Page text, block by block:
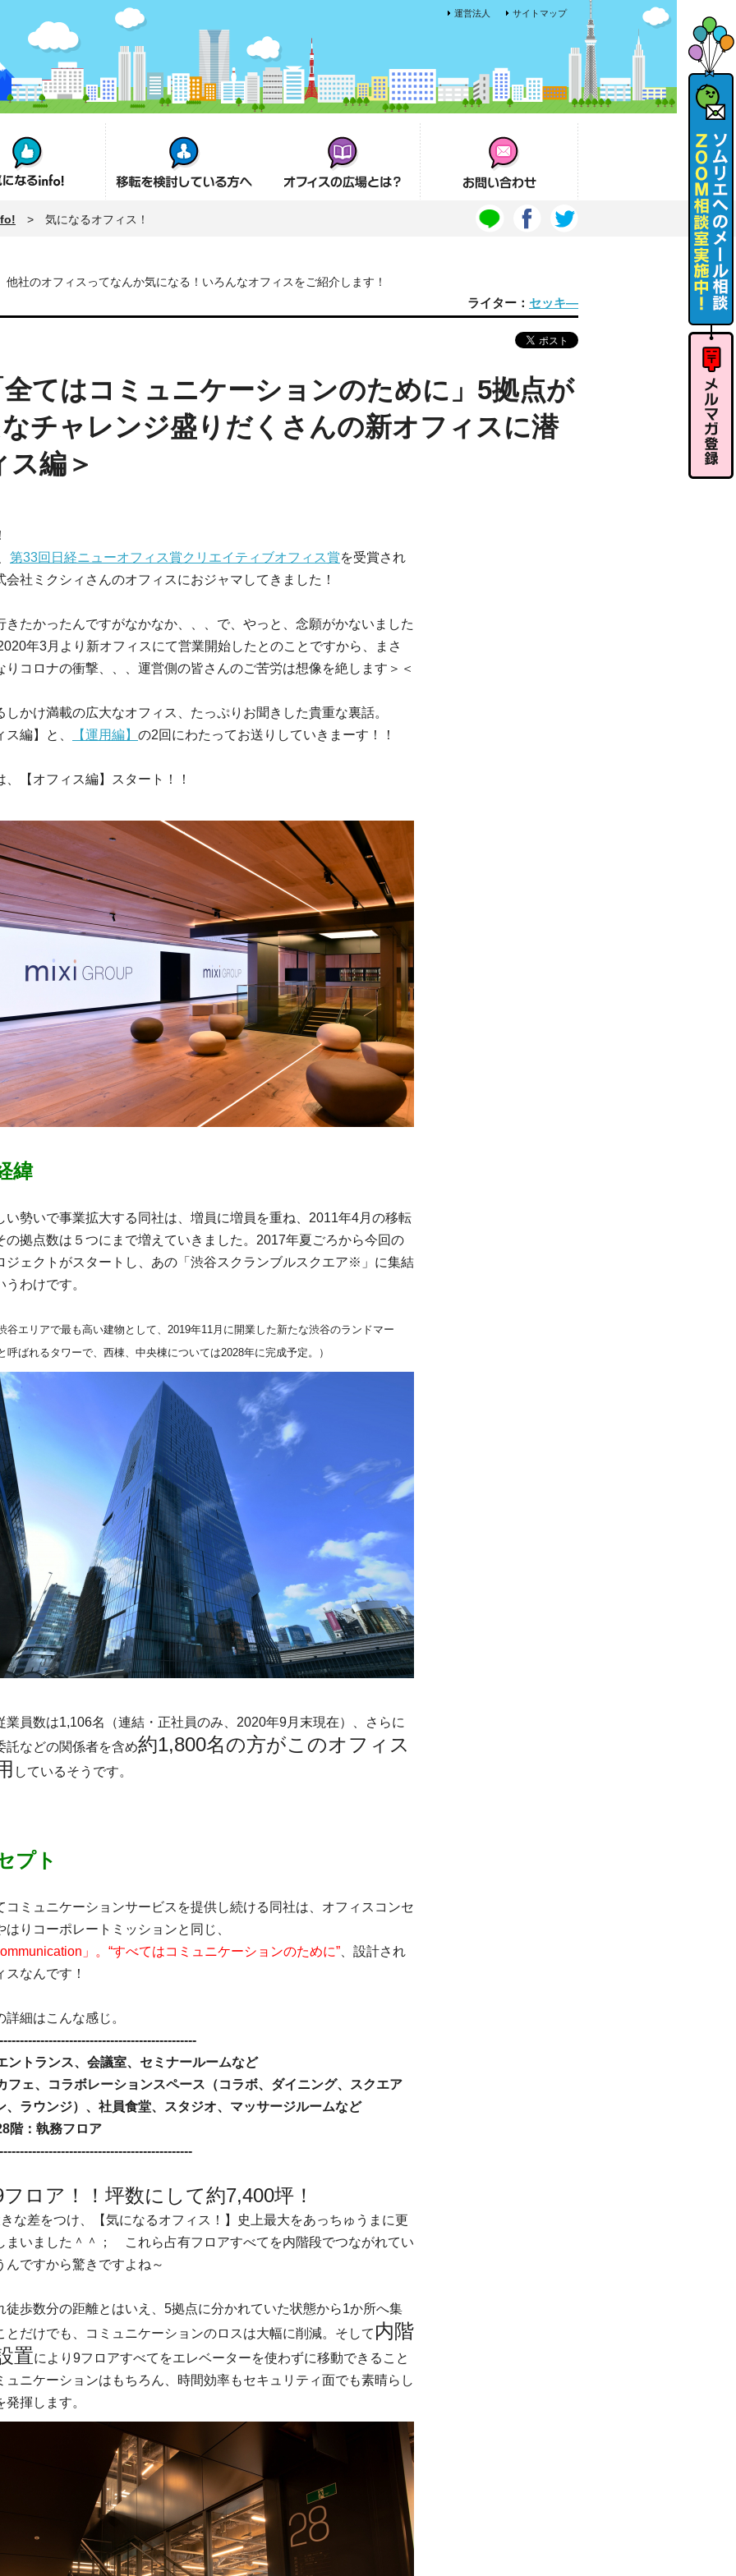
サイトマップ
運営法人
お問い合わせ
> 気になるオフィス！
他社のオフィスってなんか気になる！いろんなオフィスをご紹介します！
ライター： セッキ―
てはコミュニケーションのために」5拠点が
チャレンジ盛りだくさんの新オフィスに潜
ス編＞
第33回日経ニューオフィス賞クリエイティブオフィス賞を受賞され
会社ミクシィさんのオフィスにおジャマしてきました！
きたかったんですがなかなか、、、で、やっと、念願がかないました
年3月より新オフィスにて営業開始したとのことですから、まさ
りコロナの衝撃、、、運営側の皆さんのご苦労は想像を絶します＞＜
しかけ満載の広大なオフィス、たっぷりお聞きした貴重な裏話。
編】と、
【運用編】 の2回にわたってお送りしていきまーす！！
、【オフィス編】スタート！！
緯
い勢いで事業拡大する同社は、増員に増員を重ね、2011年4月の移転
の拠点数は５つにまで増えていきました。2017年夏ごろから今回の
ジェクトがスタートし、あの「渋谷スクランブルスクエア※」に集結
うわけです。
谷エリアで最も高い建物として、2019年11月に開業した新たな渋谷のランドマー
呼ばれるタワーで、西棟、中央棟については2028年に完成予定。）
業員数は1,106名（連結・正社員のみ、2020年9月末現在）、さらに
託などの関係者を含め約1,800名の方がこのオフィス
しているそうです。
プト
コミュニケーションサービスを提供し続ける同社は、オフィスコンセ
はりコーポレートミッションと同じ、
」。“すべてはコミュニケーションのために” 、設計され
スなんです！
詳細はこんな感じ。
ントランス、会議室、セミナールームなど
フェ、コラボレーションスペース（コラボ、ダイニング、スクエア
、ラウンジ）、社員食堂、スタジオ、マッサージルームなど
階：執務フロア
フロア！！坪数にして約7,400坪！
な差をつけ、【気になるオフィス！】史上最大をあっちゅうまに更
まいました＾＾； これら占有フロアすべてを内階段でつながれてい
んですから驚きですよね～
徒歩数分の距離とはいえ、5拠点に分かれていた状態から1か所へ集
とだけでも、コミュニケーションのロスは大幅に削減。そして 内階
置により9フロアすべてをエレベーターを使わずに移動できること
ュニケーションはもちろん、時間効率もセキュリティ面でも素晴らし
発揮します。
ソムリエ
へのメー
ル相談